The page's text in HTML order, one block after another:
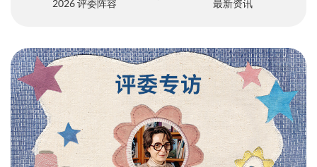
2026 评委阵容 最新资讯